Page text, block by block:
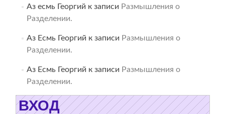
Аз есмь Георгий к записи Размышления о
Разделении.
Аз Есмь Георгий к записи Размышления о
Разделении.
Аз Есмь Георгий к записи Размышления о
Разделении.
ВХОД